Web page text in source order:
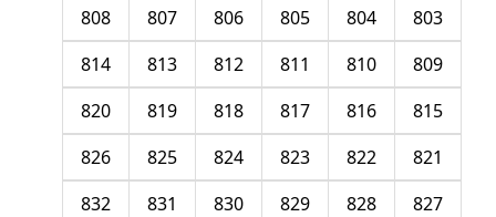
803
804
805
806
807
808
809
810
811
812
813
814
815
816
817
818
819
820
821
822
823
824
825
826
827
828
829
830
831
832